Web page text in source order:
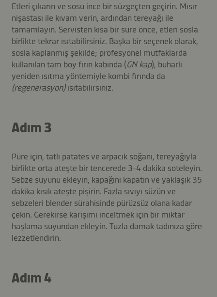
Etleri çıkarın ve sosu ince bir süzgeçten geçirin. Mısır
nişastası ile kıvam verin, ardından tereyağı ile
tamamlayın. Servisten kısa bir süre önce, etleri sosla
birlikte tekrar ısıtabilirsiniz. Başka bir seçenek olarak,
sosla kaplanmış şekilde; profesyonel mutfaklarda
kullanılan tam boy fırın kabında (GN kap), buharlı
yeniden ısıtma yöntemiyle kombi fırında da
(regenerasyon)ısıtabilirsiniz.
Adım 3
Püre için, tatlı patates ve arpacık soğanı, tereyağıyla
birlikte orta ateşte bir tencerede 3-4 dakika soteleyin.
Sebze suyunu ekleyin, kapağını kapatın ve yaklaşık 35
dakika kısık ateşte pişirin. Fazla sıvıyı süzün ve
sebzeleri blender sürahisinde pürüzsüz olana kadar
çekin. Gerekirse karışımı inceltmek için bir miktar
haşlama suyundan ekleyin. Tuzla damak tadınıza göre
lezzetlendirin.
Adım 4